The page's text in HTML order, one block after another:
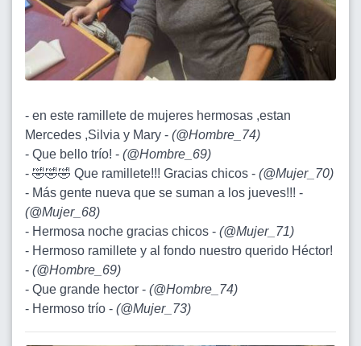
- en este ramillete de mujeres hermosas ,estan
Mercedes ,Silvia y Mary - (@Hombre_74)
- Que bello trío! - (@Hombre_69)
- 🤣🤣🤣 Que ramillete!!! Gracias chicos - (@Mujer_70)
- Más gente nueva que se suman a los jueves!!! -
(@Mujer_68)
- Hermosa noche gracias chicos - (@Mujer_71)
- Hermoso ramillete y al fondo nuestro querido Héctor!
- (@Hombre_69)
- Que grande hector - (@Hombre_74)
- Hermoso trío - (@Mujer_73)